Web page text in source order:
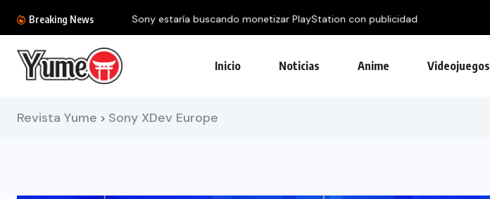
Breaking News Sony estaría buscando monetizar PlayStation con publicidad
Inicio Noticias Anime Videojuegos
Revista Yume > Sony XDev Europe